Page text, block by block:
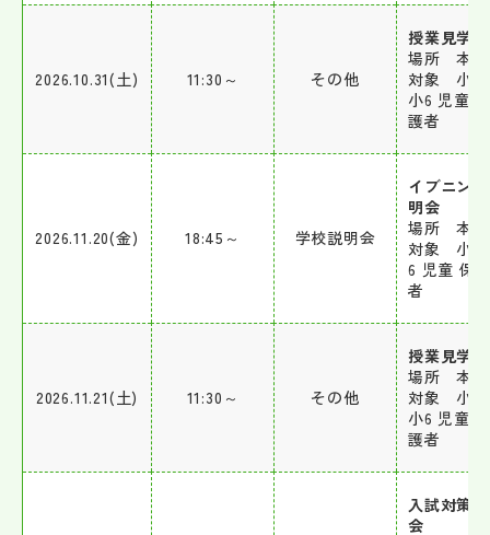
2026.10.31(土) 11:30～ その他
授業見学日
場所 本校
対象 小4
小6 児童
護者
2026.11.20(金) 18:45～ 学校説明会
イブニン
明会
場所 本校
対象 小
6 児童 保
者
2026.11.21(土) 11:30～ その他
授業見学日
場所 本校
対象 小4
小6 児童
護者
入試対策
会